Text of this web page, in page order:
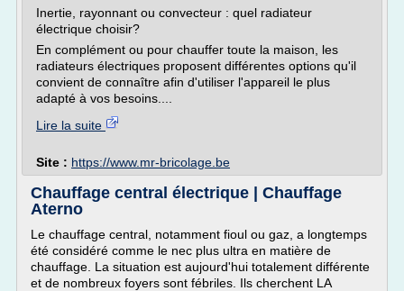
Inertie, rayonnant ou convecteur : quel radiateur
électrique choisir?
En complément ou pour chauffer toute la maison, les
radiateurs électriques proposent différentes options qu'il
convient de connaître afin d'utiliser l'appareil le plus
adapté à vos besoins....
Lire la suite
Site : https://www.mr-bricolage.be
Chauffage central électrique | Chauffage
Aterno
Le chauffage central, notamment fioul ou gaz, a longtemps
été considéré comme le nec plus ultra en matière de
chauffage. La situation est aujourd'hui totalement différente
et de nombreux foyers sont fébriles. Ils cherchent LA